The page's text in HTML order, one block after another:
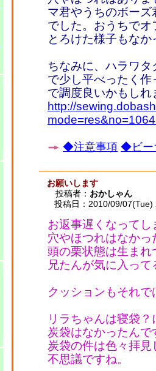
マ君やうちのボー
でした。おうちで
とろけた様子もなか
ちなみに、ハラワ
で少し平べったく
で調度良いかもしれ
http://
◆注意事項 ◆ビー
お願いします
投稿者： おかしゃん
投稿日：2010/09/
お返事遅くなってし
穴やほつれはなか
頭の栗状態は生まれ
兄たんが気に入っ
クッションもそれ
リラちゃんは寝袋
炭袋はなかったんで
炭袋の件は色々拝見
不思議ですね。